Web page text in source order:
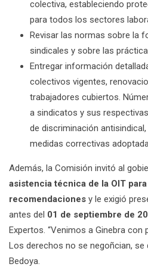
colectiva, estableciendo
para todos los sectores
Revisar las normas sobre la
sindicales y sobre las
Entregar información
colectivos vigentes,
trabajadores cubiertos.
a sindicatos y sus
de discriminación
medidas correctivas
Además, la Comisión invitó al
asistencia técnica de la OIT
recomendaciones y le exigió
antes del 01 de septiembre de
Expertos. “Venimos a Ginebra con
Los derechos no se negoñcian, se
Bedoya.